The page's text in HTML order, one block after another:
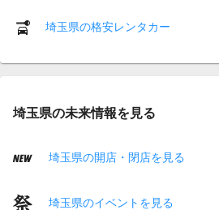
埼玉県の格安レンタカー
埼玉県の未来情報を見る
埼玉県の開店・閉店を見る
埼玉県のイベントを見る